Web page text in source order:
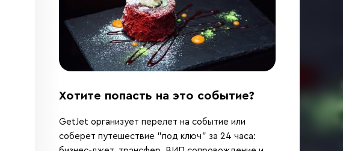
Хотите попасть на это событие?
GetJet организует перелет на событие или
соберет путешествие "под ключ" за 24 часа: